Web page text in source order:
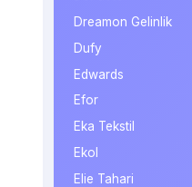
Dreamon Gelinlik
Dufy
Edwards
Efor
Eka Tekstil
Ekol
Elie Tahari